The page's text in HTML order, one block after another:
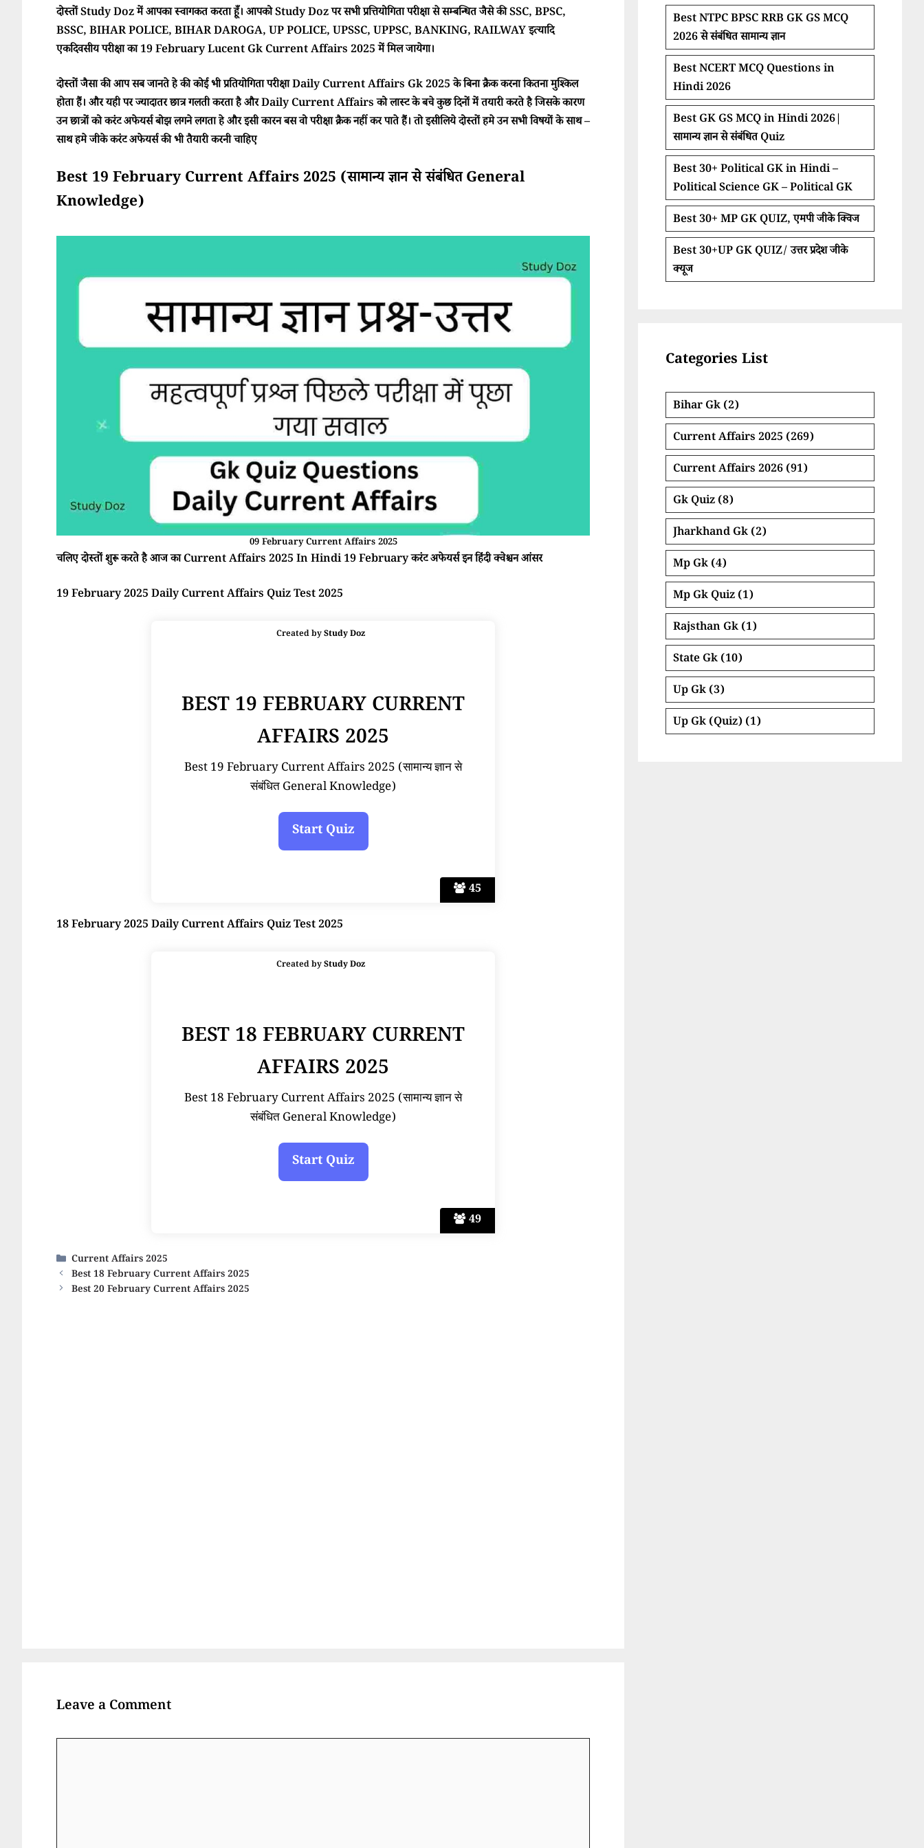
दोस्तों Study Doz में आपका स्वागकत करता हूँ। आपको Study Doz पर सभी प्रत्तियोगिता परीक्षा से सम्बन्धित जैसे की SSC, BPSC,
BSSC, BIHAR POLICE, BIHAR DAROGA, UP POLICE, UPSSC, UPPSC, BANKING, RAILWAY इत्यादि
एकदिवसीय परीक्षा का 19 February Lucent Gk Current Affairs 2025 में मिल जायेगा।
दोस्तों जैसा की आप सब जानते हे की कोई भी प्रतियोगिता परीक्षा Daily Current Affairs Gk 2025 के बिना क्रैक करना कितना मुश्किल
होता हैं। और यही पर ज्यादातर छात्र गलती करता है और Daily Current Affairs को लास्ट के बचे कुछ दिनों में तयारी करते है जिसके कारण
उन छात्रों को करंट अफेयर्स बोझ लगने लगता हे और इसी कारन बस वो परीक्षा क्रैक नहीं कर पाते हैं। तो इसीलिये दोस्तों हमे उन सभी विषयों के साथ –
साथ हमे जीके करंट अफेयर्स की भी तैयारी करनी चाहिए
Best 19 February Current Affairs 2025 (सामान्य ज्ञान से संबंधित General
Knowledge)
09 February Current Affairs 2025
चलिए दोस्तों शुरू करते है आज का Current Affairs 2025 In Hindi 19 February करंट अफेयर्स इन हिंदी क्वेश्चन आंसर
19 February 2025 Daily Current Affairs Quiz Test 2025
45
Created byStudy Doz
BEST 19 FEBRUARY CURRENT
AFFAIRS 2025
Best 19 February Current Affairs 2025 (सामान्य ज्ञान से
संबंधित General Knowledge)
18 February 2025 Daily Current Affairs Quiz Test 2025
49
Created byStudy Doz
BEST 18 FEBRUARY CURRENT
AFFAIRS 2025
Best 18 February Current Affairs 2025 (सामान्य ज्ञान से
संबंधित General Knowledge)
Categories
Current Affairs 2025
Best 18 February Current Affairs 2025
Best 20 February Current Affairs 2025
Leave a Comment
Best NTPC BPSC RRB GK GS MCQ
2026 से संबंधित सामान्य ज्ञान
Best NCERT MCQ Questions in
Hindi 2026
Best GK GS MCQ in Hindi 2026|
सामान्य ज्ञान से संबंधित Quiz
Best 30+ Political GK in Hindi –
Political Science GK – Political GK
Best 30+ MP GK QUIZ, एमपी जीके क्विज
Best 30+UP GK QUIZ/ उत्तर प्रदेश जीके
क्यूज
Categories List
Bihar Gk (2)
Current Affairs 2025 (269)
Current Affairs 2026 (91)
Gk Quiz (8)
Jharkhand Gk (2)
Mp Gk (4)
Mp Gk Quiz (1)
Rajsthan Gk (1)
State Gk (10)
Up Gk (3)
Up Gk (Quiz) (1)